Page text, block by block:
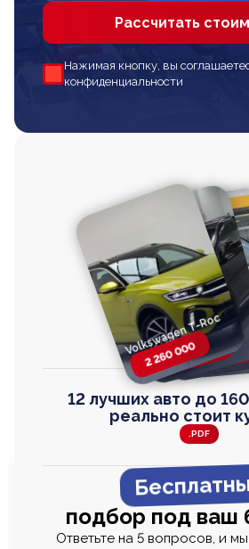
Рассчитать
Нажимая кнопку, вы
конфиденциальности
Volkswagen T-Roc
2 260 000
Toyota Harrier
2 820 000
Honda Step
2 820 000
Volkswagen
TAYRON
2 670
12 лучших авто до
реально стоит
.PDF
подбор под
Ответьте на 5 вопросов, и